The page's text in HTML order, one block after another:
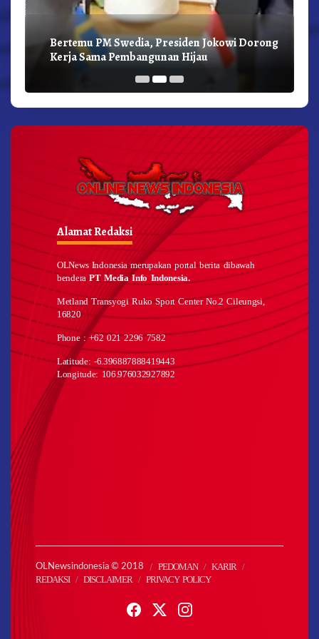
Bertemu PM Swedia, Presiden Jokowi Dorong
Kerja Sama Pembangunan Hijau
Alamat Redaksi
OLNews Indonesia merupakan portal berita dibawah
benderaPT Media Info Indonesia.
Metland Transyogi Ruko Sport Center No.2 Cileungsi,
16820
Phone : +62 021 2296 7582
Latitude: -6.396887888419443
Longitude: 106.976032927892
OLNewsindonesia © 2018 PEDOMAN
KARIR
REDAKSI
DISCLAIMER PRIVACY POLICY